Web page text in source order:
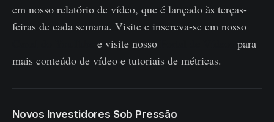
em nosso relatório de vídeo, que é lançado às terças-
feiras de cada semana. Visite e inscreva-se em nosso
e visite nosso
para
mais conteúdo de vídeo e tutoriais de métricas.
Novos Investidores Sob Pressão